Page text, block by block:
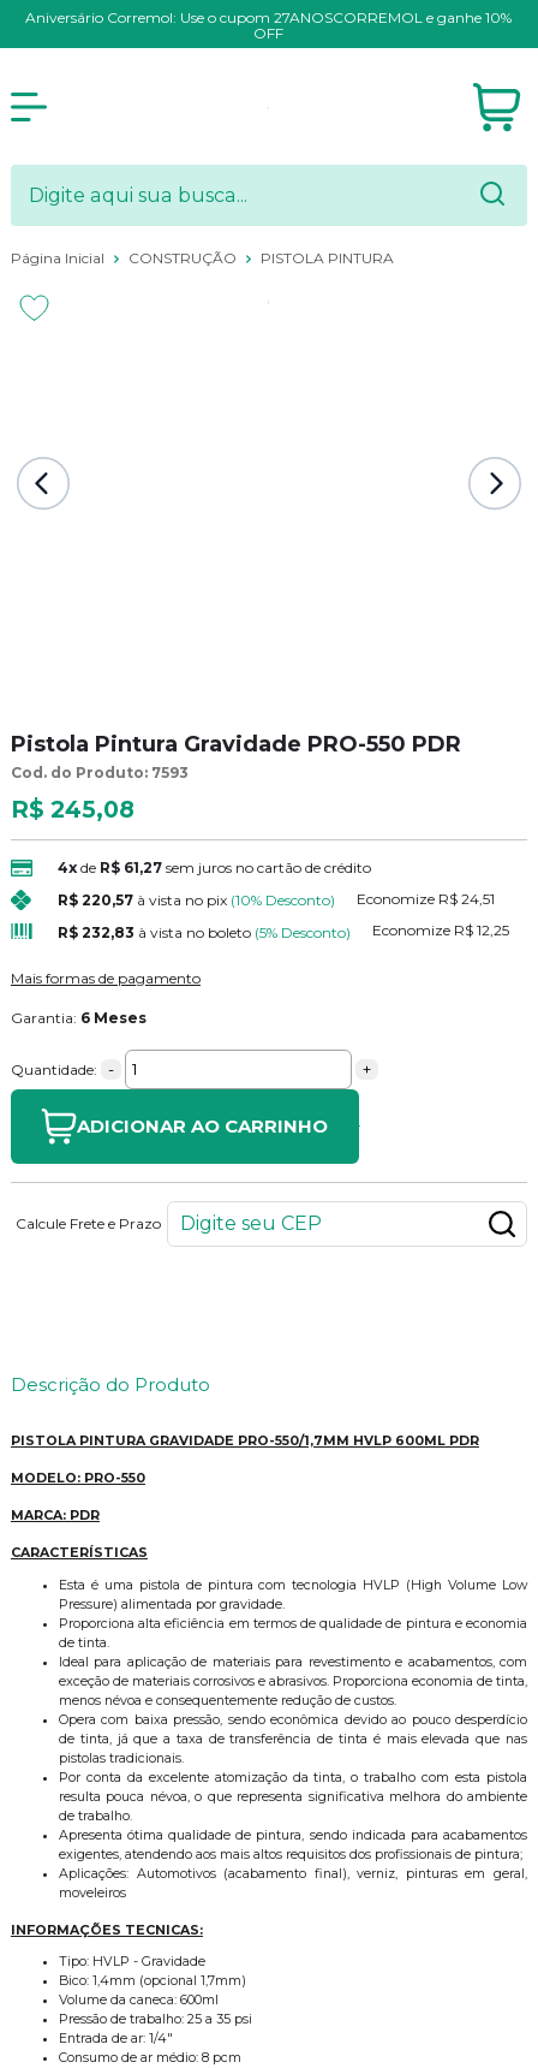
Aniversário Corremol: Use o cupom 27ANOSCORREMOL e ganhe 10%
OFF
Página Inicial CONSTRUÇÃO PISTOLA PINTURA
Pistola Pintura Gravidade PRO-550 PDR
Cod. do Produto: 7593
R$ 245,08
4xde R$ 61,27 sem juros no cartão de crédito
R$ 220,57 à vista no pix (10% Desconto) Economize R$ 24,51
R$ 232,83 à vista no boleto (5% Desconto) Economize R$ 12,25
Mais formas de pagamento
Garantia: 6 Meses
Quantidade: - +
ADICIONAR AO CARRINHO
Calcule Frete e Prazo
Descrição do Produto
PISTOLA PINTURA GRAVIDADE PRO-550/1,7MM HVLP 600ML PDR
MODELO: PRO-550
MARCA: PDR
CARACTERÍSTICAS
Esta é uma pistola de pintura com tecnologia HVLP (High Volume Low
Pressure) alimentada por gravidade.
Proporciona alta eficiência em termos de qualidade de pintura e economia
de tinta.
Ideal para aplicação de materiais para revestimento e acabamentos, com
exceção de materiais corrosivos e abrasivos. Proporciona economia de tinta,
menos névoa e consequentemente redução de custos.
Opera com baixa pressão, sendo econômica devido ao pouco desperdício
de tinta, já que a taxa de transferência de tinta é mais elevada que nas
pistolas tradicionais.
Por conta da excelente atomização da tinta, o trabalho com esta pistola
resulta pouca névoa, o que representa significativa melhora do ambiente
de trabalho.
Apresenta ótima qualidade de pintura, sendo indicada para acabamentos
exigentes, atendendo aos mais altos requisitos dos profissionais de pintura;
​​​​Aplicações: Automotivos (acabamento final), verniz, pinturas em geral,
moveleiros
INFORMAÇÕES TECNICAS:
Tipo: HVLP - Gravidade
Bico: 1,4mm (opcional 1,7mm)
Volume da caneca: 600ml
Pressão de trabalho: 25 a 35 psi
Entrada de ar: 1/4"
Consumo de ar médio: 8 pcm